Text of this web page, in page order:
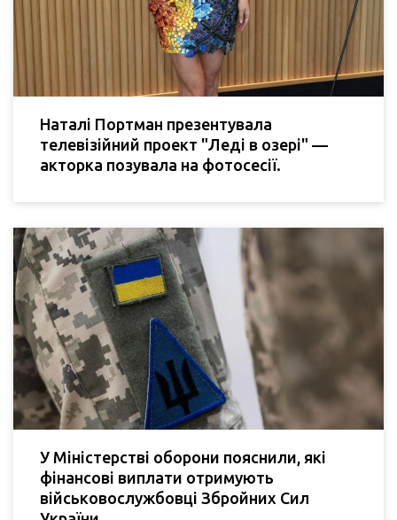
Наталі Портман презентувала
телевізійний проект "Леді в озері" —
акторка позувала на фотосесії.
У Міністерстві оборони пояснили, які
фінансові виплати отримують
військовослужбовці Збройних Сил